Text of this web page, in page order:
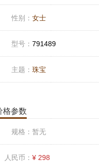
性别： 女士
型号： 791489
主题： 珠宝
格参数
规格： 暂无
人民币： ¥ 298